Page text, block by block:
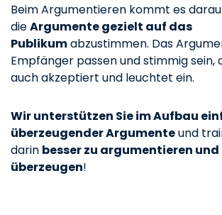
Beim Argumentieren kommt es
dieArgumente gezielt auf das
Publikumabzustimmen. Das
Empfänger passen und stimmig sein,
auch akzeptiert und leuchtet ein.
Wir unterstützen Sie im Aufbau
überzeugender Argumenteund
darin besser zu argumentieren und
überzeugen!